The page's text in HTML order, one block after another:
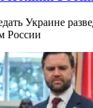
Украине
России